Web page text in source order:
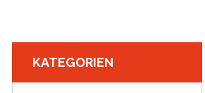
KATEGORIEN